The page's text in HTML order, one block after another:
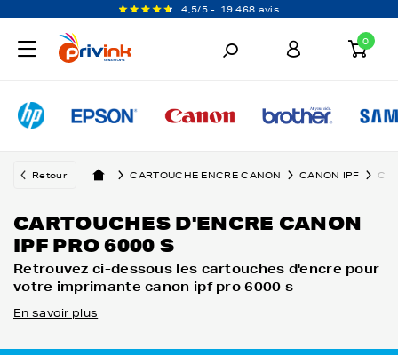
4,5/5 - 19 468 avis
0
Retour CARTOUCHE ENCRE CANON CANON IPF
CARTOUCHES D'ENCRE CANON
IPF PRO 6000 S
Retrouvez ci-dessous les cartouches d'encre pour
votre imprimante canon ipf pro 6000 s
En savoir plus